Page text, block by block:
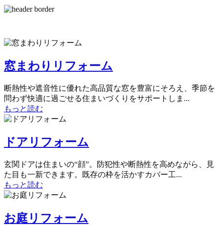
窓まわりリフォーム
断熱性や遮音性に優れた高品質な窓を豊富にそろえ、季節を
問わず快適に過ごせる住まいづくりをサポートしま...
もっと読む
ドアリフォーム
玄関ドアは住まいの“顔”。防犯性や断熱性を高めながら、見
た目も一新できます。既存の枠を活かすカバー工...
もっと読む
お庭リフォーム